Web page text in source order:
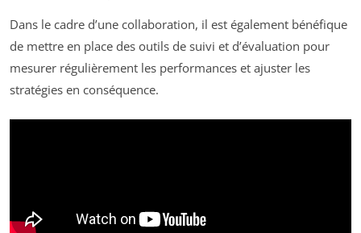
Dans le cadre d’une collaboration, il est également bénéfique
de mettre en place des outils de suivi et d’évaluation pour
mesurer régulièrement les performances et ajuster les
stratégies en conséquence.